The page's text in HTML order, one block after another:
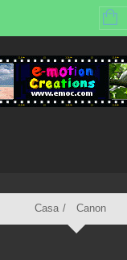
Casa Canon